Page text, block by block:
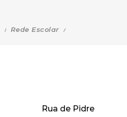
Rede Escolar
Rua de Pidre